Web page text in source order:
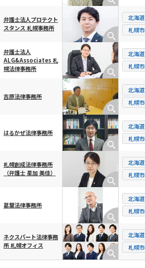
弁護士法人プロテクト
スタンス 札幌事務所
北海道
札幌市
弁護士法人
ALG&Associates 札
幌法律事務所
北海道
札幌市
吉原法律事務所
北海道
札幌市
はるかぜ法律事務所
北海道
札幌市
札幌創成法律事務所
（弁護士 星加 美佳）
北海道
札幌市
葛葉法律事務所
北海道
札幌市
ネクスパート法律事務
所 札幌オフィス
北海道
札幌市